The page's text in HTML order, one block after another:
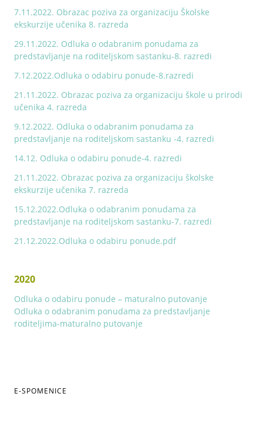
7.11.2022. Obrazac poziva za organizaciju Školske
ekskurzije učenika 8. razreda
29.11.2022. Odluka o odabranim ponudama za
predstavljanje na roditeljskom sastanku-8. razredi
7.12.2022.Odluka o odabiru ponude-8.razredi
21.11.2022. Obrazac poziva za organizaciju škole u prirodi
učenika 4. razreda
9.12.2022. Odluka o odabranim ponudama za
predstavljanje na roditeljskom sastanku -4. razredi
14.12. Odluka o odabiru ponude-4. razredi
21.11.2022. Obrazac poziva za organizaciju školske
ekskurzije učenika 7. razreda
15.12.2022.Odluka o odabranim ponudama za
predstavljanje na roditeljskom sastanku-7. razredi
21.12.2022.Odluka o odabiru ponude.pdf
2020
Odluka o odabiru ponude – maturalno putovanje
Odluka o odabranim ponudama za predstavljanje
roditeljima-maturalno putovanje
E-SPOMENICE